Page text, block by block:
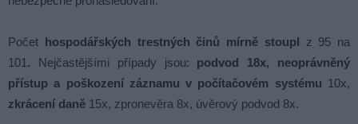
Počet hospodářských trestných činů mírně stoupl z 95 na
101 . Nejčastějšími případy jsou: podvod 18x, neoprávněný
přístup a poškození záznamu v počítačovém systému 10x,
zkrácení daně 15x, zpronevěra 8x, úvěrový podvod 8x.